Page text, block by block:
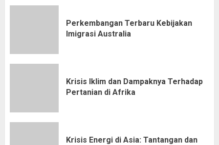
Perkembangan Terbaru Kebijakan
Imigrasi Australia
Krisis Iklim dan Dampaknya Terhadap
Pertanian di Afrika
Krisis Energi di Asia: Tantangan dan